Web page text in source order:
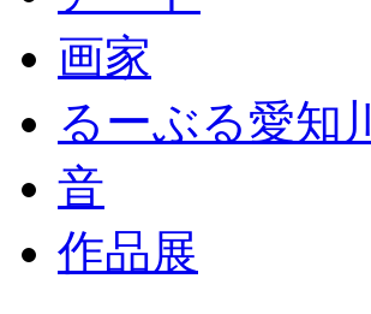
画家
るーぶる愛知川
音
作品展